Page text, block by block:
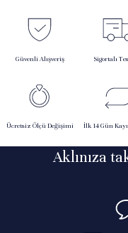
Güvenli Alışveriş Sigortalı
Ücretsiz Ölçü Değişimi İlk 14 Gün
Aklınıza